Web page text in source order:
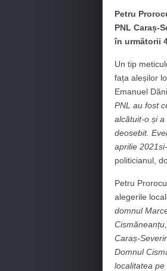
Petru
PNL Caraș-
în următorii
Un tip
fața aleșilor
Emanuel
PNL au fost
alcătuit-o și
deosebit.
aprilie
politicianul,
Petru
alegerile
domnul
Caraș-
Domnul
localitatea pe